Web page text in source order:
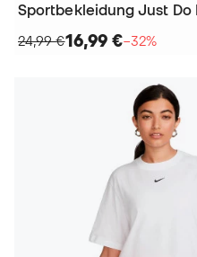
24,99 €16,99 €−32%